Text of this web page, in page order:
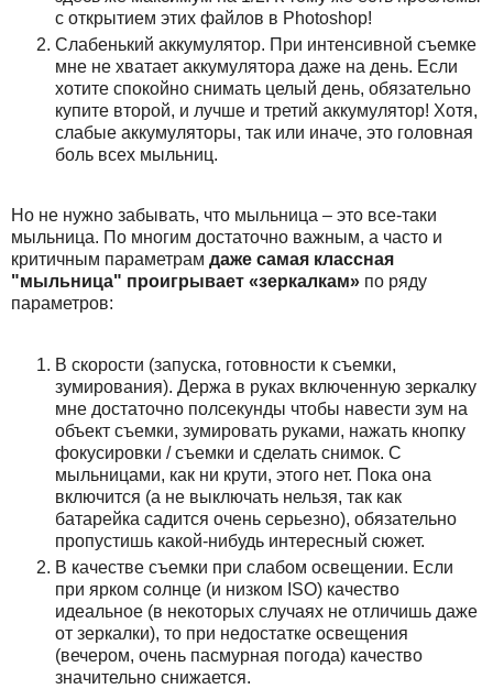
с открытием этих файлов в Photoshop!
Слабенький аккумулятор. При интенсивной съемке
мне не хватает аккумулятора даже на день. Если
хотите спокойно снимать целый день, обязательно
купите второй, и лучше и третий аккумулятор! Хотя,
слабые аккумуляторы, так или иначе, это головная
боль всех мыльниц.
Но не нужно забывать, что мыльница – это все-таки
мыльница. По многим достаточно важным, а часто и
критичным параметрам даже самая классная
"мыльница" проигрывает «зеркалкам» по ряду
параметров:
В скорости (запуска, готовности к съемки,
зумирования). Держа в руках включенную зеркалку
мне достаточно полсекунды чтобы навести зум на
объект съемки, зумировать руками, нажать кнопку
фокусировки / съемки и сделать снимок. С
мыльницами, как ни крути, этого нет. Пока она
включится (а не выключать нельзя, так как
батарейка садится очень серьезно), обязательно
пропустишь какой-нибудь интересный сюжет.
В качестве съемки при слабом освещении. Если
при ярком солнце (и низком ISO) качество
идеальное (в некоторых случаях не отличишь даже
от зеркалки), то при недостатке освещения
(вечером, очень пасмурная погода) качество
значительно снижается.